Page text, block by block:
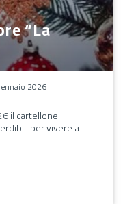
“La
2026
il cartellone
per vivere a